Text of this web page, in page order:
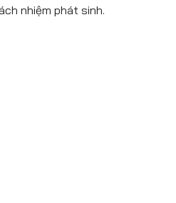
nhiệm phát sinh.